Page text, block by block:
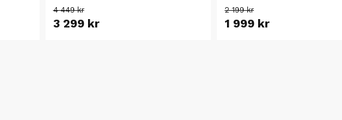
4 449 kr
3 299 kr
2 199 kr
1 999 kr